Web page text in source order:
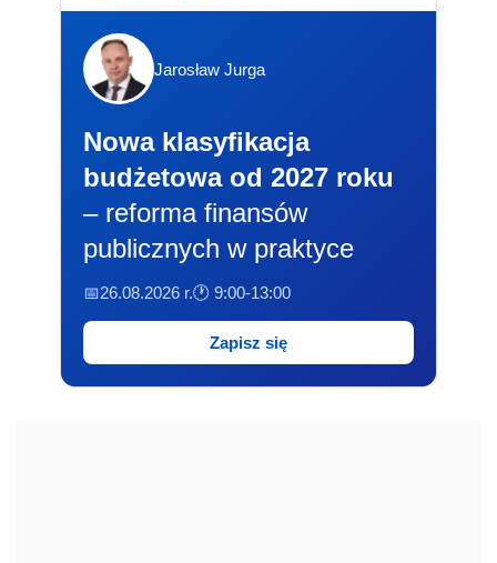
Jarosław Jurga
Nowa klasyfikacja
budżetowa od 2027 roku
– reforma finansów
publicznych w praktyce
📅26.08.2026 r.🕐 9:00-13:00
Zapisz się